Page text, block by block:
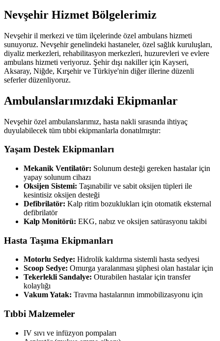
Nevşehir Hizmet Bölgelerimiz
Nevşehir il merkezi ve tüm ilçelerinde özel ambulans hizmeti
sunuyoruz. Nevşehir genelindeki hastaneler, özel sağlık kuruluşları,
diyaliz merkezleri, rehabilitasyon merkezleri, huzurevleri ve evlere
ambulans hizmeti veriyoruz. Şehir dışı nakiller için Kayseri,
Aksaray, Niğde, Kırşehir ve Türkiye'nin diğer illerine düzenli
seferler düzenliyoruz.
Ambulanslarımızdaki Ekipmanlar
Nevşehir özel ambulanslarımız, hasta nakli sırasında ihtiyaç
duyulabilecek tüm tıbbi ekipmanlarla donatılmıştır:
Yaşam Destek Ekipmanları
Mekanik Ventilatör: Solunum desteği gereken hastalar için
yapay solunum cihazı
Oksijen Sistemi: Taşınabilir ve sabit oksijen tüpleri ile
kesintisiz oksijen desteği
Defibrilatör: Kalp ritim bozuklukları için otomatik eksternal
defibrilatör
Kalp Monitörü: EKG, nabız ve oksijen satürasyonu takibi
Hasta Taşıma Ekipmanları
Motorlu Sedye: Hidrolik kaldırma sistemli hasta sedyesi
Scoop Sedye: Omurga yaralanması şüphesi olan hastalar için
Tekerlekli Sandalye: Oturabilen hastalar için transfer
kolaylığı
Vakum Yatak: Travma hastalarının immobilizasyonu için
Tıbbi Malzemeler
IV sıvı ve infüzyon pompaları